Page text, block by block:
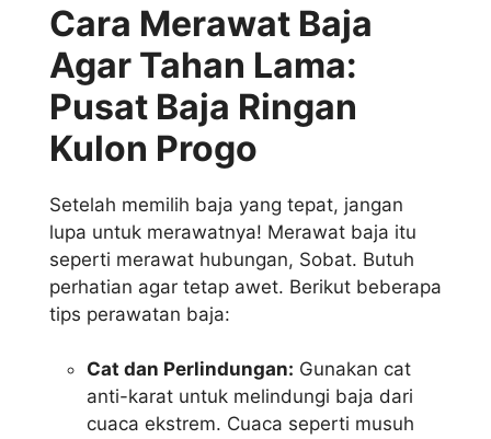
Cara Merawat Baja
Agar Tahan Lama:
Pusat Baja Ringan
Kulon Progo
Setelah memilih baja yang tepat, jangan
lupa untuk merawatnya! Merawat baja itu
seperti merawat hubungan, Sobat. Butuh
perhatian agar tetap awet. Berikut beberapa
tips perawatan baja:
Cat dan Perlindungan: Gunakan cat
anti-karat untuk melindungi baja dari
cuaca ekstrem. Cuaca seperti musuh